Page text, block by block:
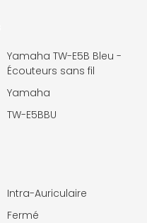
Yamaha TW-E5B Bleu -
Écouteurs sans fil
Yamaha
TW-E5BBU
Intra-Auriculaire
Fermé